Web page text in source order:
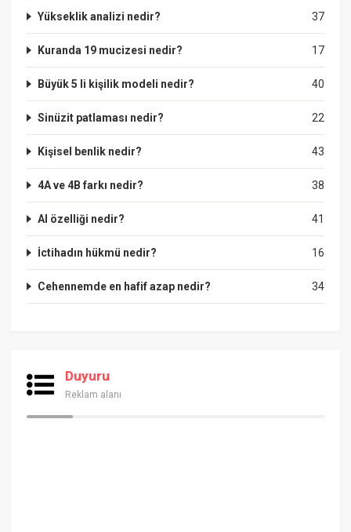
37
Yükseklik analizi nedir?
17
Kuranda 19 mucizesi nedir?
40
Büyük 5 li kişilik modeli nedir?
22
Sinüzit patlaması nedir?
43
Kişisel benlik nedir?
38
4A ve 4B farkı nedir?
41
Al özelliği nedir?
16
İctihadın hükmü nedir?
34
Cehennemde en hafif azap nedir?
Duyuru
Reklam alanı